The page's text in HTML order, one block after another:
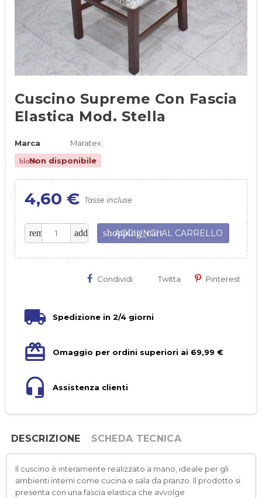
Cuscino Supreme Con Fascia
Elastica Mod. Stella
Marca Maratex
block
Non disponibile
4,60 € Tasse incluse
remove add shopping_cart
AGGIUNGI AL CARRELLO
Condividi Twitta Pinterest
Spedizione in 2/4 giorni
Omaggio per ordini superiori ai 69,99 €
Assistenza clienti
DESCRIZIONE SCHEDA TECNICA
Il cuscino è interamente realizzato a mano, ideale per gli
ambienti interni come cucina e sala da pranzo. Il prodotto si
presenta con una fascia elastica che avvolge